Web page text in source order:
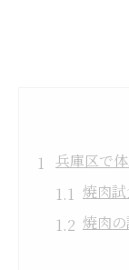
兵庫区で
焼肉
焼肉
焼肉